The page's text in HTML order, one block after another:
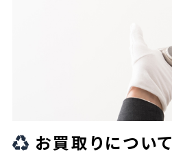
お買取りについて